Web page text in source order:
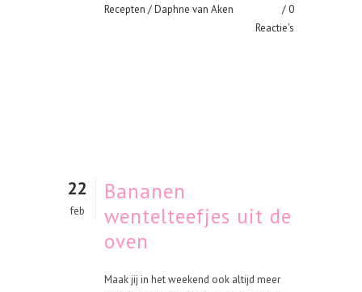
Recepten / Daphne van Aken
0
Reactie's
22
feb
Bananen
wentelteefjes uit de
oven
Maak jij in het weekend ook altijd meer